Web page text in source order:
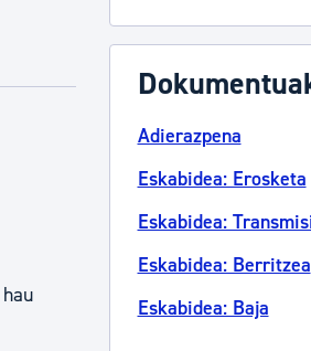
Adierazpena
Eskabidea: Erosketa
Eskabidea:
Eskabidea: Berritzea
Eskabidea: Baja